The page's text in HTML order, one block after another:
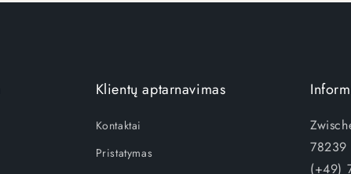
Klientų aptarnavimas
Kontaktai
Pristatymas
78239
(+49)